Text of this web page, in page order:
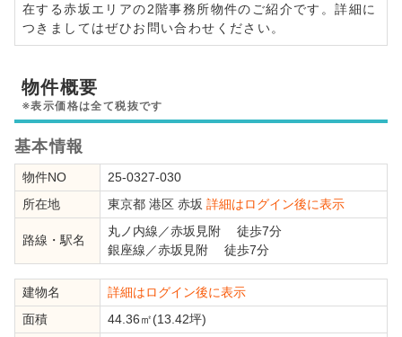
在する赤坂エリアの2階事務所物件のご紹介です。詳細に
つきましてはぜひお問い合わせください。
物件概要
※表示価格は全て税抜です
基本情報
物件NO
25-0327-030
所在地
東京都 港区 赤坂 詳細はログイン後に表示
路線・駅名
丸ノ内線 ／赤坂見附 徒歩7分
銀座線 ／赤坂見附 徒歩7分
建物名
詳細はログイン後に表示
面積
44.36㎡(13.42坪)